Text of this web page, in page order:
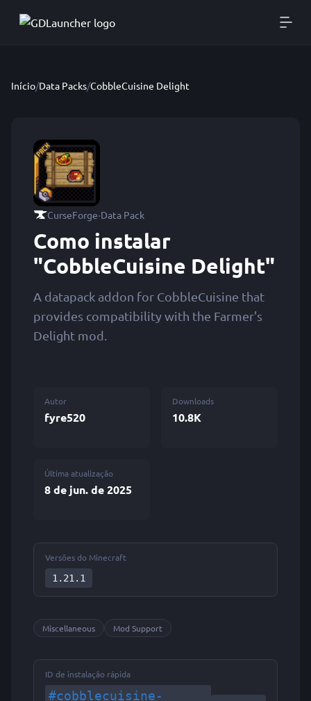
Início/Data Packs/CobbleCuisine Delight
CurseForge·Data Pack
Como instalar
"CobbleCuisine Delight"
A datapack addon for CobbleCuisine that
provides compatibility with the Farmer's
Delight mod.
Autor
fyre520
Downloads
10.8K
Última atualização
8 de jun. de 2025
Versões do Minecraft
1.21.1
Miscellaneous Mod Support
ID de instalação rápida
#cobblecuisine-